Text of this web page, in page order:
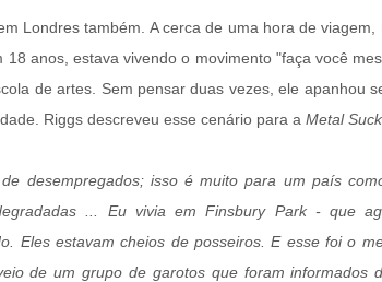
Londres também. A cerca de uma hora de
18 anos, estava vivendo o movimento "faça você
de artes. Sem pensar duas vezes, ele apanhou
Riggs descreveu esse cenário para a Metal
de desempregados; isso é muito para um país
... Eu vivia em Finsbury Park - que
Eles estavam cheios de posseiros. E esse foi o
de um grupo de garotos que foram informados